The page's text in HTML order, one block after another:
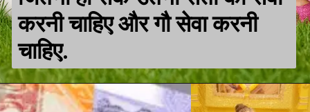
करनी चाहिए और गौ सेवा करनी
चाहिए.